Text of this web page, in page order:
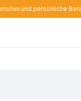
und persönliche